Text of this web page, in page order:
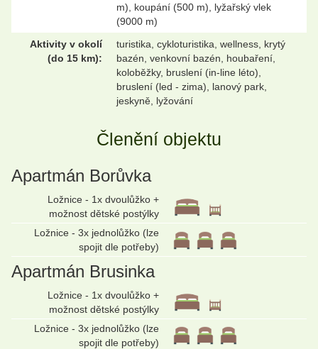
m), koupání (500 m), lyžařský vlek
(9000 m)
Aktivity v okolí
(do 15 km):
turistika, cykloturistika, wellness, krytý
bazén, venkovní bazén, houbaření,
koloběžky, bruslení (in-line léto),
bruslení (led - zima), lanový park,
jeskyně, lyžování
Členění objektu
Apartmán Borůvka
Ložnice - 1x dvoulůžko +
možnost dětské postýlky
Ložnice - 3x jednolůžko (lze
spojit dle potřeby)
Apartmán Brusinka
Ložnice - 1x dvoulůžko +
možnost dětské postýlky
Ložnice - 3x jednolůžko (lze
spojit dle potřeby)